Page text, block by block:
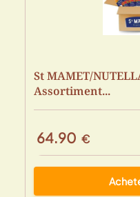
St MAMET/
Assortiment...
64.90 €